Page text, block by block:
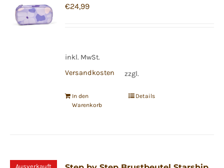
€24,99
inkl. MwSt.
zzgl.
Versandkosten
In den
Warenkorb
Details
Ausverkauft